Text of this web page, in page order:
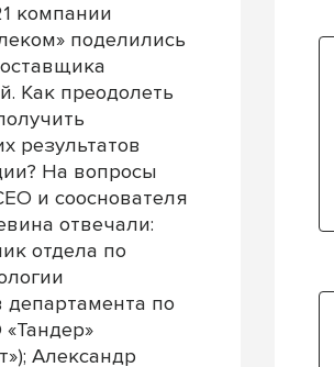
компании
поделились
Как преодолеть
результатов
На вопросы
и сооснователя
отвечали:
отдела по
по
Александр